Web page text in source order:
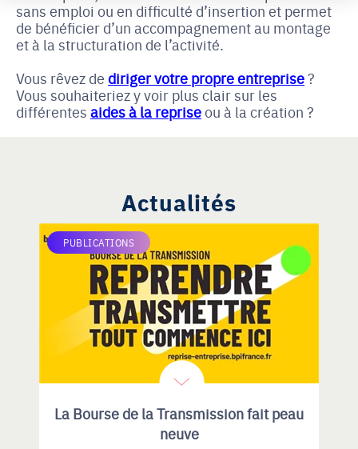
sans emploi ou en difficulté d’insertion et permet
de bénéficier d’un accompagnement au montage
et à la structuration de l’activité.
Vous rêvez de diriger votre propre entreprise ?
Vous souhaiteriez y voir plus clair sur les
différentes aides à la reprise ou à la création ?
Actualités
PUBLICATIONS
La Bourse de la Transmission fait peau
neuve